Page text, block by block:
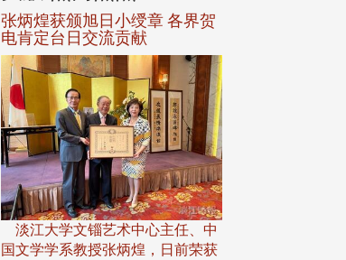
张炳煌获颁旭日小绶章 各界贺
电肯定台日交流贡献
淡江大学文锱艺术中心主任、中
国文学学系教授张炳煌，日前荣获